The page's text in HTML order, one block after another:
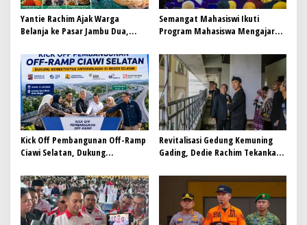
Yantie Rachim Ajak Warga
Belanja ke Pasar Jambu Dua,
Segar
Semangat Mahasiswi Ikuti
Program Mahasiswa Mengajar
Kick Off Pembangunan Off-Ramp
Ciawi Selatan, Dukung
Bogor Selatan
Revitalisasi Gedung Kemuning
Gading, Dedie Rachim Tekankan